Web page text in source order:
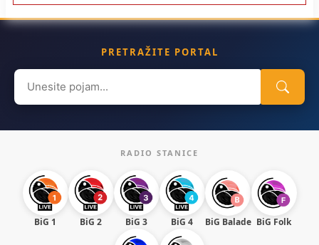
PRETRAŽITE PORTAL
Search
for:
RADIO STANICE
BiG 1 BiG 2 BiG 3 BiG 4 BiG Balade BiG Folk